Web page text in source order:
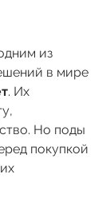
из
в мире
. Их
Но поды
покупкой